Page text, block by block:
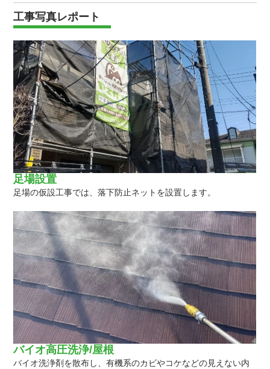
工事写真レポート
足場設置
足場の仮設工事では、落下防止ネットを設置します。
バイオ高圧洗浄/屋根
バイオ洗浄剤を散布し、有機系のカビやコケなどの見えない内